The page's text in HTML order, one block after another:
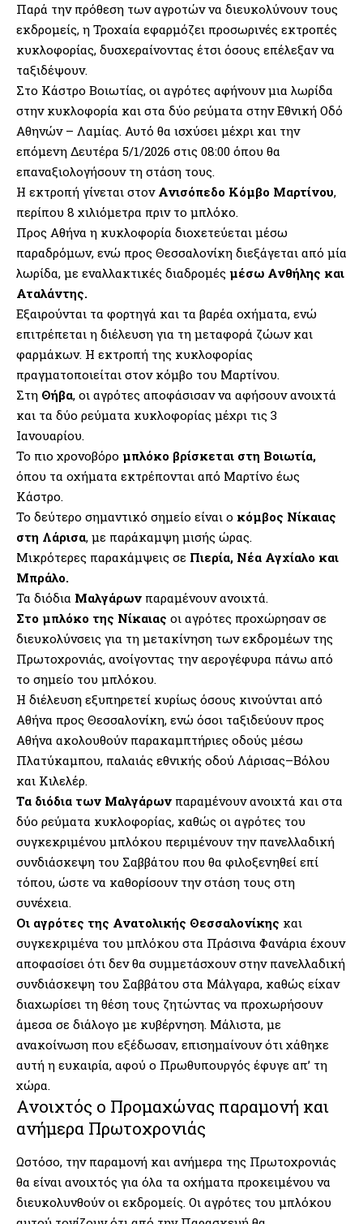
Παρά την πρόθεση των αγροτών να διευκολύνουν τους
εκδρομείς, η Τροχαία εφαρμόζει προσωρινές εκτροπές
κυκλοφορίας, δυσχεραίνοντας έτσι όσους επέλεξαν να
ταξιδέψουν.
Στο Κάστρο Βοιωτίας, οι αγρότες αφήνουν μια λωρίδα
στην κυκλοφορία και στα δύο ρεύματα στην Εθνική Οδό
Αθηνών – Λαμίας. Αυτό θα ισχύσει μέχρι και την
επόμενη Δευτέρα 5/1/2026 στις 08:00 όπου θα
επαναξιολογήσουν τη στάση τους.
Η εκτροπή γίνεται στον Ανισόπεδο Κόμβο Μαρτίνου,
περίπου 8 χιλιόμετρα πριν το μπλόκο.
Προς Αθήνα η κυκλοφορία διοχετεύεται μέσω
παραδρόμων, ενώ προς Θεσσαλονίκη διεξάγεται από μία
λωρίδα, με εναλλακτικές διαδρομές μέσω Ανθήλης και
Αταλάντης.
Εξαιρούνται τα φορτηγά και τα βαρέα οχήματα, ενώ
επιτρέπεται η διέλευση για τη μεταφορά ζώων και
φαρμάκων. Η εκτροπή της κυκλοφορίας
πραγματοποιείται στον κόμβο του Μαρτίνου.
Στη Θήβα, οι αγρότες αποφάσισαν να αφήσουν ανοιχτά
και τα δύο ρεύματα κυκλοφορίας μέχρι τις 3
Ιανουαρίου.
Το πιο χρονοβόρο μπλόκο βρίσκεται στη Βοιωτία,
όπου τα οχήματα εκτρέπονται από Μαρτίνο έως
Κάστρο.
Το δεύτερο σημαντικό σημείο είναι ο κόμβος Νίκαιας
στη Λάρισα, με παράκαμψη μισής ώρας.
Μικρότερες παρακάμψεις σε Πιερία, Νέα Αγχίαλο και
Μπράλο.
Τα διόδια Μαλγάρων παραμένουν ανοιχτά.
Στο μπλόκο της Νίκαιας οι αγρότες προχώρησαν σε
διευκολύνσεις για τη μετακίνηση των εκδρομέων της
Πρωτοχρονιάς, ανοίγοντας την αερογέφυρα πάνω από
το σημείο του μπλόκου.
Η διέλευση εξυπηρετεί κυρίως όσους κινούνται από
Αθήνα προς Θεσσαλονίκη, ενώ όσοι ταξιδεύουν προς
Αθήνα ακολουθούν παρακαμπτήριες οδούς μέσω
Πλατύκαμπου, παλαιάς εθνικής οδού Λάρισας–Βόλου
και Κιλελέρ.
Τα διόδια των Μαλγάρων παραμένουν ανοιχτά και στα
δύο ρεύματα κυκλοφορίας, καθώς οι αγρότες του
συγκεκριμένου μπλόκου περιμένουν την πανελλαδική
συνδιάσκεψη του Σαββάτου που θα φιλοξενηθεί επί
τόπου, ώστε να καθορίσουν την στάση τους στη
συνέχεια.
Οι αγρότες της Ανατολικής Θεσσαλονίκης και
συγκεκριμένα του μπλόκου στα Πράσινα Φανάρια έχουν
αποφασίσει ότι δεν θα συμμετάσχουν στην πανελλαδική
συνδιάσκεψη του Σαββάτου στα Μάλγαρα, καθώς είχαν
διαχωρίσει τη θέση τους ζητώντας να προχωρήσουν
άμεσα σε διάλογο με κυβέρνηση. Μάλιστα, με
ανακοίνωση που εξέδωσαν, επισημαίνουν ότι χάθηκε
αυτή η ευκαιρία, αφού ο Πρωθυπουργός έφυγε απ’ τη
χώρα.
Ανοιχτός ο Προμαχώνας παραμονή και
ανήμερα Πρωτοχρονιάς
Ωστόσο, την παραμονή και ανήμερα της Πρωτοχρονιάς
θα είναι ανοιχτός για όλα τα οχήματα προκειμένου να
διευκολυνθούν οι εκδρομείς. Οι αγρότες του μπλόκου